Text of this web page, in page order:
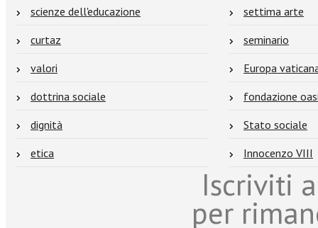
scienze dell'educazione
settima arte
curtaz
seminario
valori
Europa
dottrina sociale
fondazione
dignità
Stato sociale
etica
Innocenzo VIII
Iscriviti
per